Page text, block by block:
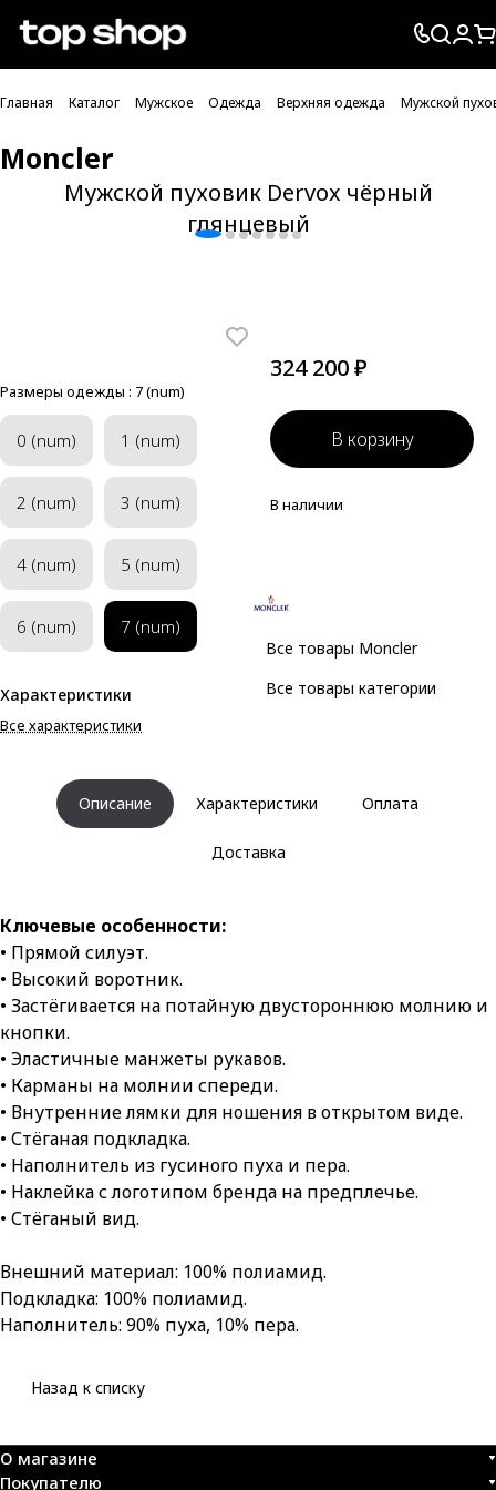
Проверка хлебных крошек
Главная Каталог Мужское Одежда Верхняя одежда Мужской
Moncler
Мужской пуховик Dervox чёрный
глянцевый
Размеры одежды : 7 (num)
0 (num) 1 (num)
2 (num) 3 (num)
4 (num) 5 (num)
6 (num) 7 (num)
Характеристики
Все характеристики
324 200 ₽
В корзину
В наличии
Все товары Moncler
Все товары категории
Описание Характеристики Оплата
Доставка
Ключевые особенности:
• Прямой силуэт.
• Высокий воротник.
• Застёгивается на потайную двустороннюю молнию и
кнопки.
• Эластичные манжеты рукавов.
• Карманы на молнии спереди.
• Внутренние лямки для ношения в открытом виде.
• Стёганая подкладка.
• Наполнитель из гусиного пуха и пера.
• Наклейка с логотипом бренда на предплечье.
• Стёганый вид.
Внешний материал: 100% полиамид.
Подкладка: 100% полиамид.
Наполнитель: 90% пуха, 10% пера.
Назад к списку
О магазине
Покупателю